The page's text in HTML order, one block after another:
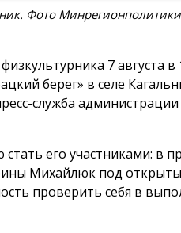
Фото
7 августа в
берег» в селе
служба администрации
стать его участниками: в
Михайлюк под
проверить себя в